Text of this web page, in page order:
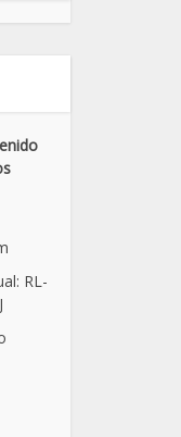
RL-